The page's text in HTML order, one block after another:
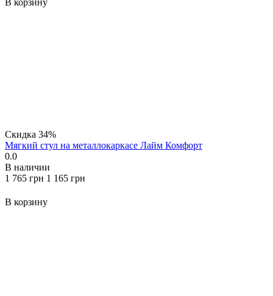
В корзину
Скидка 34%
Мягкий стул на металлокаркасе Лайм Комфорт
0.0
В наличии
‍1 765‍ грн ‍1 165‍ грн
В корзину